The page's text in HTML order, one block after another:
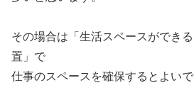
その場合は「生活スペースができ
置」で
仕事のスペースを確保するとよいで